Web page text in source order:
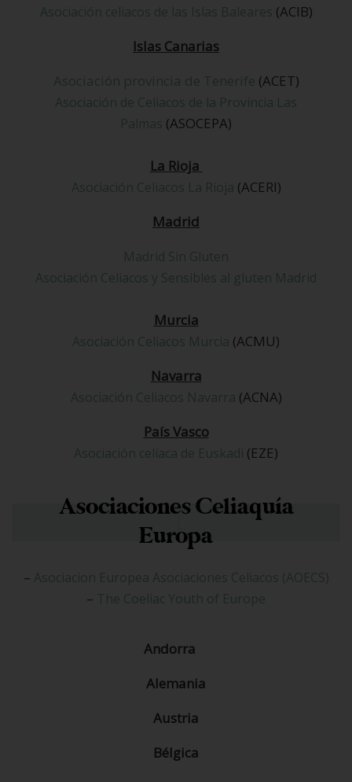
Asociación celiacos de las Islas Baleares (ACIB)
Islas Canarias
Asociación provincia de Tenerife (ACET)
Asociación de Celiacos de la Provincia Las
Palmas (ASOCEPA)
La Rioja
Asociación Celiacos La Rioja (ACERI)
Madrid
Madrid Sin Gluten
Asociación Celiacos y Sensibles al gluten Madrid
Murcia
Asociación Celiacos Murcia (ACMU)
Navarra
Asociación Celiacos Navarra (ACNA)
País Vasco
Asociación celíaca de Euskadi (EZE)
Asociaciones Celiaquía
Europa
– Asociacion Europea Asociaciones Celiacos (AOECS)
– The Coeliac Youth of Europe
Andorra
Alemania
Austria
Bélgica